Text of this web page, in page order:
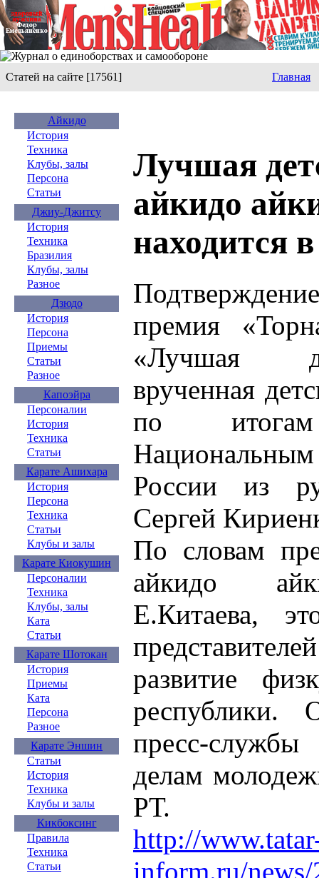
Статей на сайте [17561] Главная
Айкидо
История
Техника
Клубы, залы
Персона
Статьи
Джиу-Джитсу
История
Техника
Бразилия
Клубы, залы
Разное
Дзюдо
История
Персона
Приемы
Статьи
Разное
Капоэйра
Персоналии
История
Техника
Статьи
Карате Ашихара
История
Персона
Техника
Статьи
Клубы и залы
Карате Киокушин
Персоналии
Техника
Клубы, залы
Ката
Статьи
Карате Шотокан
История
Приемы
Ката
Персона
Разное
Карате Эншин
Статьи
История
Техника
Клубы и залы
Кикбоксинг
Правила
Техника
Статьи
Лучшая
айкидо
находится
премия
«Лучшая
врученная
по
России из
Сергей
По словам
айкидо
Е.Китаева,
развитие
республики.
пресс-
делам
РТ.
http://
inform.ru/